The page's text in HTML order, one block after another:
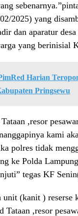
2025) yang
dan aparatur
yang berinisial
Harian
Pringsewu
,resor
kami
polres tidak
ke Polda
tegas KF
unit (kanit ) reserse
Tataan ,resor